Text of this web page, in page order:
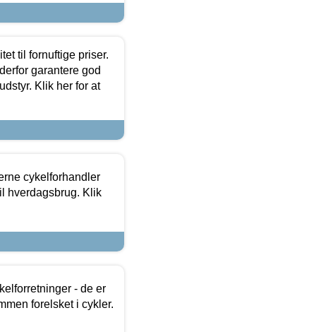
til fornuftige priser.
garantere god
Klik her for at
cykelforhandler
hverdagsbrug. Klik
- de er
forelsket i cykler.